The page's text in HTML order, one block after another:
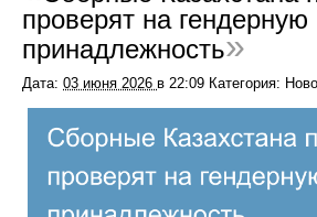
проверят на гендерную
принадлежность
Дата: 03 июня 2026 в 22:09 Категория: